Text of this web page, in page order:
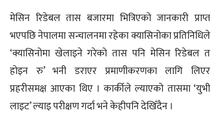
मेसिन रिडेबल तास बजारमा भित्रिएको जानकारी प्राप्त
भएपछि नेपालमा सन्चालनमा रहेका क्यासिनोका प्रतिनिधिले
‘क्यासिनोमा खेलाइने गरेको तास पनि मेसिन रिडेबल त
होइन रु’ भनी डराएर प्रमाणीकरणका लागि लिएर
प्रहरीसमक्ष आएका थिए । कार्कीले ल्याएको तासमा ‘युभी
लाइट’ ल्याइ परीक्षण गर्दा भने केहीपनि देखिँदैन ।